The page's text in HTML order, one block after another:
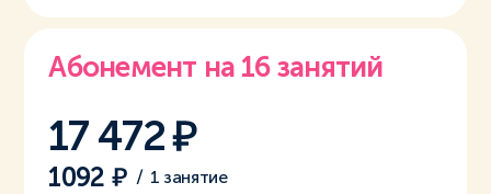
Абонемент на 16 занятий
17 472
1092 / 1 занятие